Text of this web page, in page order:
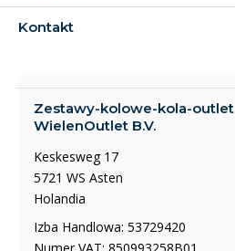
Kontakt
Zestawy-kolowe-kola-outlet
WielenOutlet B.V.
Keskesweg 17
5721 WS Asten
Holandia
Izba Handlowa: 53729420